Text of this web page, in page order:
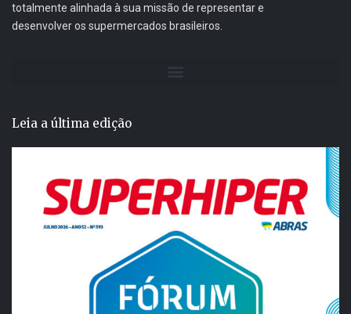
totalmente alinhada à sua missão de representar e
desenvolver os supermercados brasileiros.
Leia a última edição